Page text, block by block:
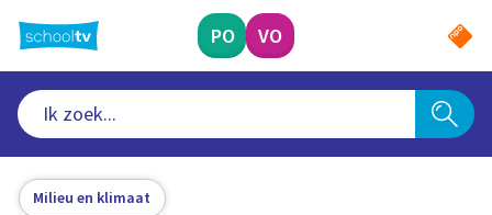
naar
hoofdinhoud
PO VO
Milieu en klimaat